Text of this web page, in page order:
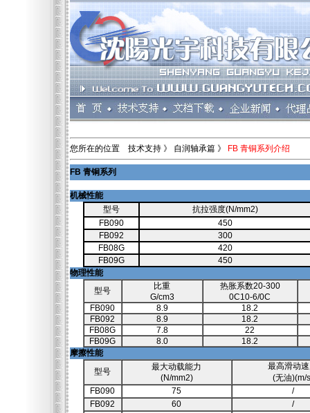
您所在的位置 技术支持 》 自润轴承篇 》 FB 青铜系列介绍
FB 青铜系列
机械性能
型号
抗拉强度(N/mm2)
FB090
450
FB092
300
FB08G
420
FB09G
450
物理性能
型号
比重
G/cm3
热胀系数20-300
0C10-6/0C
FB090
8.9
18.2
FB092
8.9
18.2
FB08G
7.8
22
FB09G
8.0
18.2
摩擦性能
型号
最大动载能力
(N/mm2)
最高滑动
(无油)(m/
FB090
75
/
FB092
60
/